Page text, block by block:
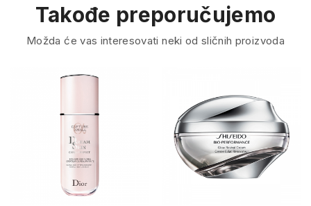
Takođe preporučujemo
Možda će vas interesovati neki od sličnih proizvoda